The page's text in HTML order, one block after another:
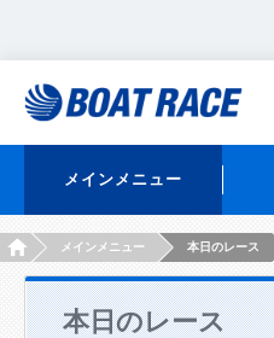
メインメニュー
HOMEメインメニュー 本日のレース
本日のレース